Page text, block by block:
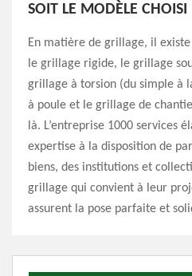
SOIT LE MODÈLE CHOISI
En matière de grillage, il
le grillage rigide, le grillage
grillage à torsion (du simple à
à poule et le grillage de
là. L’entreprise 1000 services
expertise à la disposition de
biens, des institutions et
grillage qui convient à leur
assurent la pose parfaite et